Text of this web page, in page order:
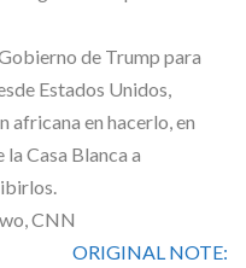
de Trump para
Estados Unidos,
africana en hacerlo, en
Casa Blanca a
, CNN
ORIGINAL NOTE: